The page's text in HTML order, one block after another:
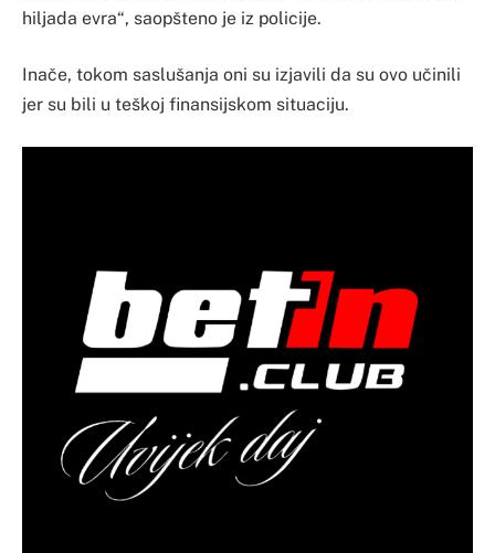
hiljada evra“, saopšteno je iz policije.
Inače, tokom saslušanja oni su izjavili da su ovo učinili
jer su bili u teškoj finansijskom situaciju.